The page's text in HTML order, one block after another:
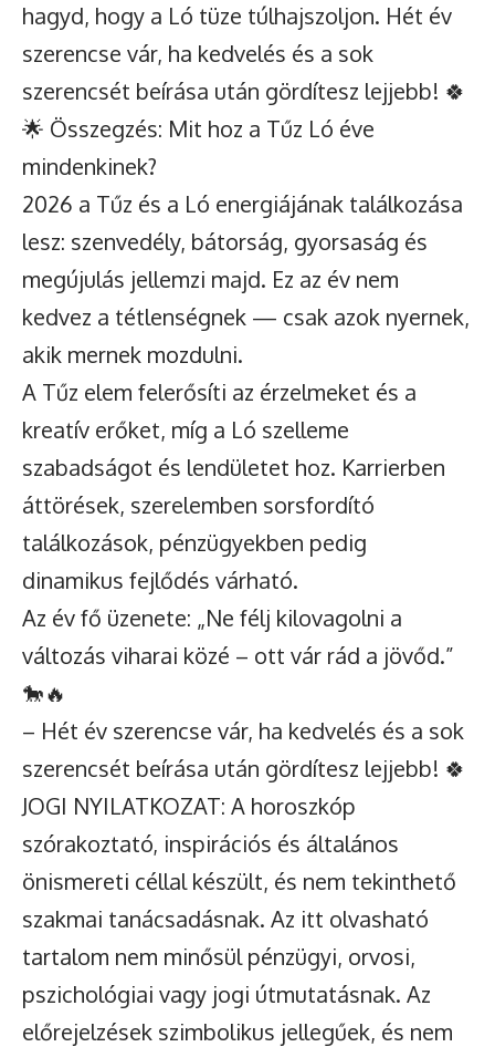
hagyd, hogy a Ló tüze túlhajszoljon. Hét év
szerencse vár, ha kedvelés és a sok
szerencsét beírása után gördítesz lejjebb! 🍀
🌟 Összegzés: Mit hoz a Tűz Ló éve
mindenkinek?
2026 a Tűz és a Ló energiájának találkozása
lesz: szenvedély, bátorság, gyorsaság és
megújulás jellemzi majd. Ez az év nem
kedvez a tétlenségnek — csak azok nyernek,
akik mernek mozdulni.
A Tűz elem felerősíti az érzelmeket és a
kreatív erőket, míg a Ló szelleme
szabadságot és lendületet hoz. Karrierben
áttörések, szerelemben sorsfordító
találkozások, pénzügyekben pedig
dinamikus fejlődés várható.
Az év fő üzenete: „Ne félj kilovagolni a
változás viharai közé – ott vár rád a jövőd.”
🐎🔥
– Hét év szerencse vár, ha kedvelés és a sok
szerencsét beírása után gördítesz lejjebb! 🍀
JOGI NYILATKOZAT: A horoszkóp
szórakoztató, inspirációs és általános
önismereti céllal készült, és nem tekinthető
szakmai tanácsadásnak. Az itt olvasható
tartalom nem minősül pénzügyi, orvosi,
pszichológiai vagy jogi útmutatásnak. Az
előrejelzések szimbolikus jellegűek, és nem